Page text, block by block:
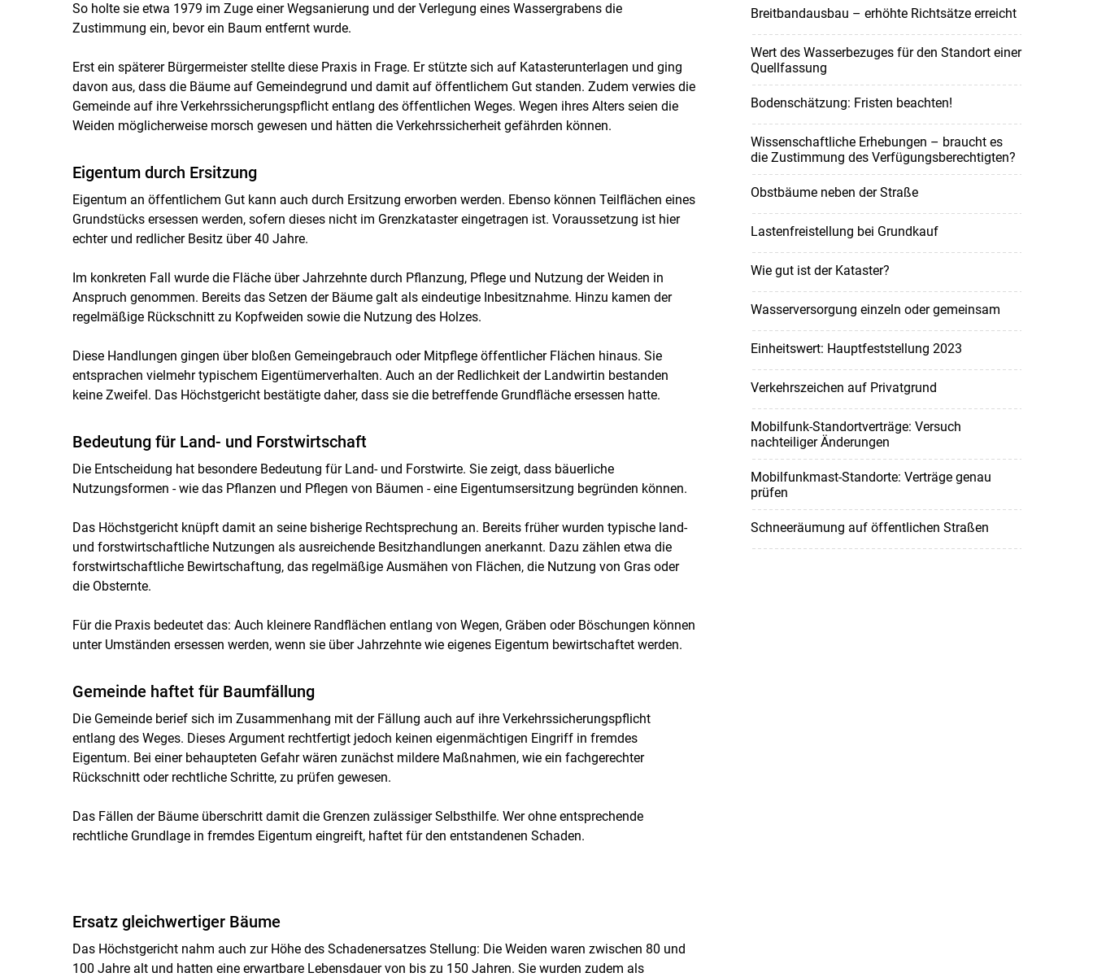
So holte sie etwa 1979 im Zuge einer Wegsanierung und der Verlegung eines Wassergrabens die
Zustimmung ein, bevor ein Baum entfernt wurde.
Erst ein späterer Bürgermeister stellte diese Praxis in Frage. Er stützte sich auf Katasterunterlagen und ging
davon aus, dass die Bäume auf Gemeindegrund und damit auf öffentlichem Gut standen. Zudem verwies die
Gemeinde auf ihre Verkehrssicherungspflicht entlang des öffentlichen Weges. Wegen ihres Alters seien die
Weiden möglicherweise morsch gewesen und hätten die Verkehrs­sicherheit gefährden können.
Eigentum durch Ersitzung
Eigentum an öffentlichem Gut kann auch durch Ersitzung erworben werden. Ebenso können Teilflächen eines
Grundstücks ersessen werden, sofern dieses nicht im Grenzkataster eingetragen ist. Voraussetzung ist hier
echter und redlicher Besitz über 40 Jahre.
Im konkreten Fall wurde die Fläche über Jahrzehnte durch Pflanzung, Pflege und Nutzung der Weiden in
Anspruch genommen. Bereits das Setzen der Bäume galt als eindeutige Inbesitznahme. Hinzu kamen der
regelmäßige Rückschnitt zu Kopfweiden sowie die Nutzung des Holzes.
Diese Handlungen gingen über bloßen Gemeingebrauch oder Mitpflege öffentlicher Flächen hinaus. Sie
entsprachen vielmehr typischem Eigentümerverhalten. Auch an der Redlichkeit der Landwirtin bestanden
keine Zweifel. Das Höchstgericht bestätigte daher, dass sie die betreffende Grundfläche ersessen hatte.
Bedeutung für Land- und Forstwirtschaft
Die Entscheidung hat besondere Bedeutung für Land- und Forstwirte. Sie zeigt, dass bäuerliche
Nutzungsformen - wie das Pflanzen und Pflegen von Bäumen - eine Eigentumsersitzung begründen können.
Das Höchstgericht knüpft damit an seine bisherige Rechtsprechung an. Bereits früher wurden typische land-
und forstwirtschaftliche Nutzungen als ausreichende Besitzhandlungen anerkannt. Dazu zählen etwa die
forstwirtschaftliche Bewirtschaftung, das regelmäßige Ausmähen von Flächen, die Nutzung von Gras oder
die Obsternte.
Für die Praxis bedeutet das: Auch kleinere Randflächen entlang von Wegen, Gräben oder Böschungen können
unter Umständen ersessen werden, wenn sie über Jahrzehnte wie eigenes Eigentum bewirtschaftet werden.
Gemeinde haftet für Baumfällung
Die Gemeinde berief sich im Zusammenhang mit der Fällung auch auf ihre Verkehrssicherungspflicht
entlang des Weges. Dieses Argument rechtfertigt jedoch keinen eigenmächtigen Eingriff in fremdes
Eigentum. Bei einer behaupteten Gefahr wären zunächst mildere Maßnahmen, wie ein fachgerechter
Rückschnitt oder rechtliche Schritte, zu prüfen gewesen.
Das Fällen der Bäume überschritt damit die Grenzen zulässiger Selbsthilfe. Wer ohne entsprechende
rechtliche Grundlage in fremdes Eigentum eingreift, haftet für den entstandenen Schaden.
Ersatz gleichwertiger Bäume
Das Höchstgericht nahm auch zur Höhe des Schadenersatzes Stellung: Die Weiden waren zwischen 80 und
100 Jahre alt und hatten eine erwartbare Lebensdauer von bis zu 150 Jahren. Sie wurden zudem als
Breitbandausbau – erhöhte Richtsätze erreicht
Wert des Wasserbezuges für den Standort einer
Quellfassung
Bodenschätzung: Fristen beachten!
Wissenschaftliche Erhebungen – braucht es
die Zustimmung des Verfügungsberechtigten?
Obstbäume neben der Straße
Lastenfreistellung bei Grundkauf
Wie gut ist der Kataster?
Wasserversorgung einzeln oder gemeinsam
Einheitswert: Hauptfeststellung 2023
Verkehrszeichen auf Privatgrund
Mobilfunk-Standortverträge: Versuch
nachteiliger Änderungen
Mobilfunkmast-Standorte: Verträge genau
prüfen
Schneeräumung auf öffentlichen Straßen